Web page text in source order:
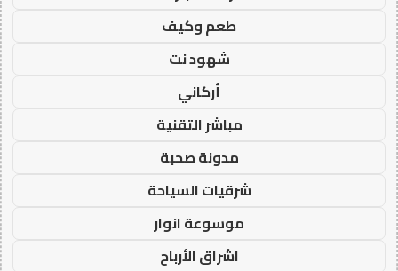
طعم وكيف
شهود نت
أركاني
مباشر التقنية
مدونة صحبة
شرقيات السياحة
موسوعة انوار
اشراق الأرباح